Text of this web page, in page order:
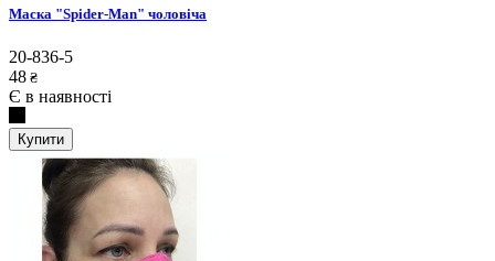
Маска "Spider-Man" чоловіча
20-836-5
48 ₴
Є в наявності
Купити